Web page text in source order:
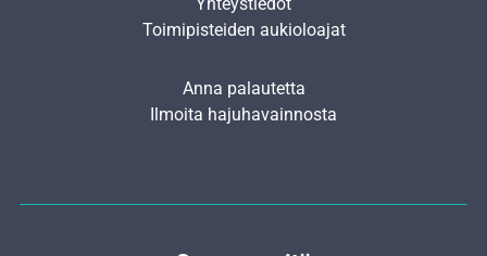
Toimipisteiden aukioloajat
Anna palautetta
Ilmoita hajuhavainnosta